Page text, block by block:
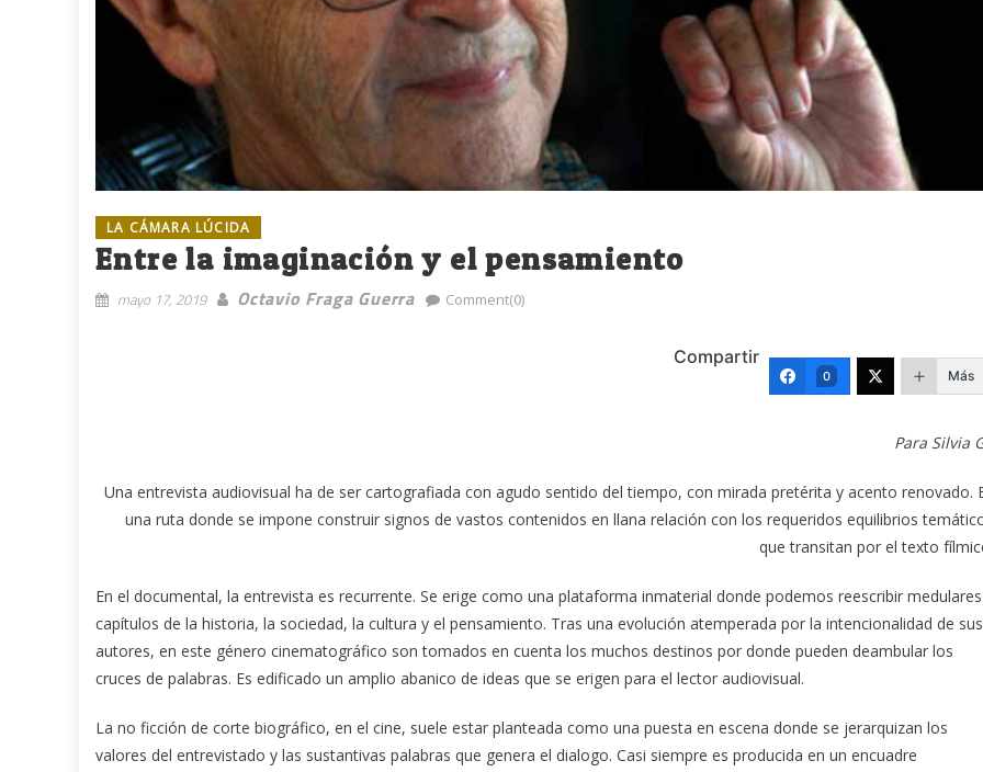
LA CÁMARA LÚCIDA
Entre la imaginación y el pensamiento
mayo 17, 2019 Octavio Fraga Guerra Comment(0)
Compartir
0 Más
Para Silvia
Una entrevista audiovisual ha de ser cartografiada con agudo sentido del tiempo, con mirada pretérita y acento renovado.
una ruta donde se impone construir signos de vastos contenidos en llana relación con los requeridos equilibrios
que transitan por el texto
En el documental, la entrevista es recurrente. Se erige como una plataforma inmaterial donde podemos reescribir medulares
capítulos de la historia, la sociedad, la cultura y el pensamiento. Tras una evolución atemperada por la intencionalidad de sus
autores, en este género cinematográfico son tomados en cuenta los muchos destinos por donde pueden deambular los
cruces de palabras. Es edificado un amplio abanico de ideas que se erigen para el lector audiovisual.
La no ficción de corte biográfico, en el cine, suele estar planteada como una puesta en escena donde se jerarquizan los
valores del entrevistado y las sustantivas palabras que genera el dialogo. Casi siempre es producida en un encuadre